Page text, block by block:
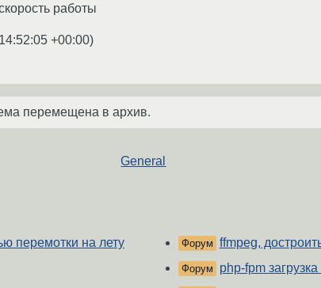
работы
+00:00)
перемещена в архив.
General
перемотки на лету
Форум ffmpeg,
Форум
php-fpm